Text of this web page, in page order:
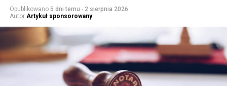
Opublikowano 5 dni temu - 2 sierpnia 2026
Autor Artykuł sponsorowany